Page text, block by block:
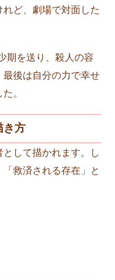
ど、劇場で対面した
期を送り、殺人の容
後は自分の力で幸せ
。
き方
して描かれます。し
救済される存在」と